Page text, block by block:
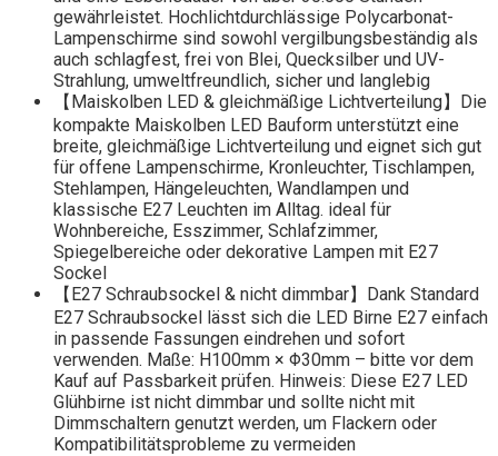
gewährleistet. Hochlichtdurchlässige Polycarbonat-
Lampenschirme sind sowohl vergilbungsbeständig als
auch schlagfest, frei von Blei, Quecksilber und UV-
Strahlung, umweltfreundlich, sicher und langlebig
【Maiskolben LED & gleichmäßige Lichtverteilung】Die
kompakte Maiskolben LED Bauform unterstützt eine
breite, gleichmäßige Lichtverteilung und eignet sich gut
für offene Lampenschirme, Kronleuchter, Tischlampen,
Stehlampen, Hängeleuchten, Wandlampen und
klassische E27 Leuchten im Alltag. ideal für
Wohnbereiche, Esszimmer, Schlafzimmer,
Spiegelbereiche oder dekorative Lampen mit E27
Sockel
【E27 Schraubsockel & nicht dimmbar】Dank Standard
E27 Schraubsockel lässt sich die LED Birne E27 einfach
in passende Fassungen eindrehen und sofort
verwenden. Maße: H100mm × Φ30mm – bitte vor dem
Kauf auf Passbarkeit prüfen. Hinweis: Diese E27 LED
Glühbirne ist nicht dimmbar und sollte nicht mit
Dimmschaltern genutzt werden, um Flackern oder
Kompatibilitätsprobleme zu vermeiden